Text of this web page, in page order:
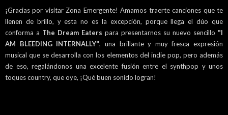
¡Gracias por visitar Zona Emergente! Amamos traerte canciones que te
llenen de brillo, y esta no es la excepción, porque llega el dúo que
conforma a The Dream Eaters para presentarnos su nuevo sencillo "I
AM BLEEDING INTERNALLY", una brillante y muy fresca expresión
musical que se desarrolla con los elementos del indie pop, pero además
de eso, regalándonos una excelente fusión entre el synthpop y unos
toques country, que oye, ¡Qué buen sonido logran!